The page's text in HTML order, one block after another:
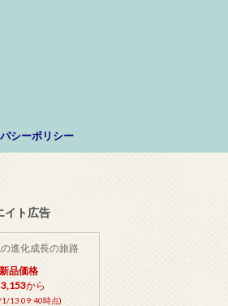
シーポリシー
イト広告
進化成長の旅路
新品価格
3,153から
13 09:40時点)